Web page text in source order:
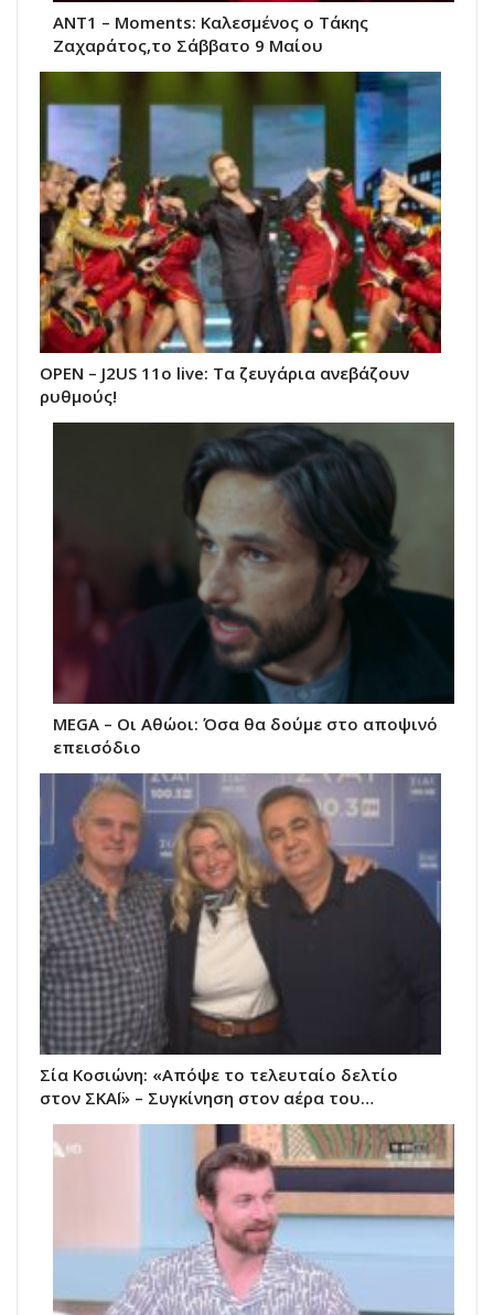
ANT1 – Moments: Καλεσμένος ο Τάκης
Ζαχαράτος,το Σάββατο 9 Μαίου
ΟΡΕΝ – J2US 11ο live: Tα ζευγάρια ανεβάζουν
ρυθμούς!
MEGA – Οι Αθώοι: Όσα θα δούμε στο αποψινό
επεισόδιο
Σία Κοσιώνη: «Απόψε το τελευταίο δελτίο
στον ΣΚΑΪ» – Συγκίνηση στον αέρα του…